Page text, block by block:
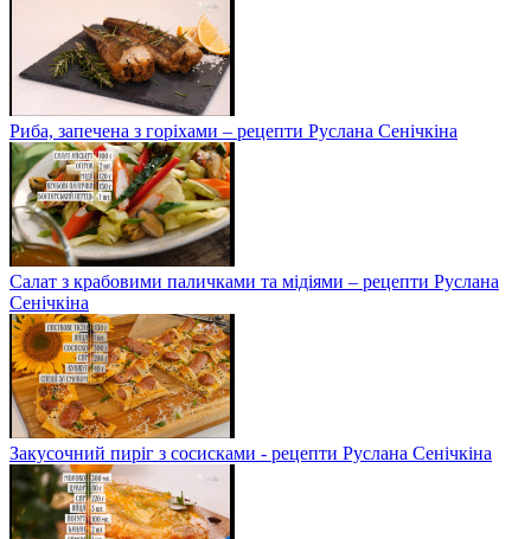
Риба, запечена з горіхами – рецепти Руслана Сенічкіна
Салат з крабовими паличками та мідіями – рецепти Руслана
Сенічкіна
Закусочний пиріг з сосисками - рецепти Руслана Сенічкіна